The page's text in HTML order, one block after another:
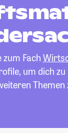
Fach
um dich